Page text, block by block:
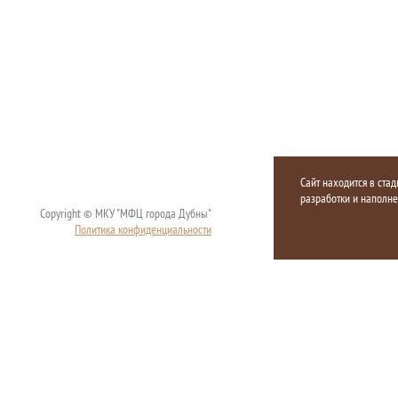
Copyright © МКУ "МФЦ города Дубны"
Политика конфиденциальности
Сайт находится в
разработки и